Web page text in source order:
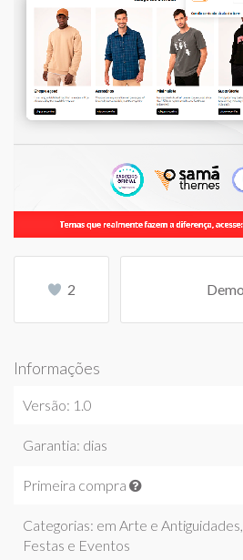
2
Informações
Versão: 1.0
Garantia: dias
Primeira compra
Categorias: em Arte e Antiguidades,
Festas e Eventos